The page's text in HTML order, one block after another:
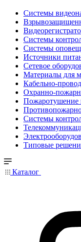
Системы
Системы
Системы
Источники
Сетевое
Материалы для
Кабельно-
Охранно-
Пожаротушение
Системы
Типовые
Каталог